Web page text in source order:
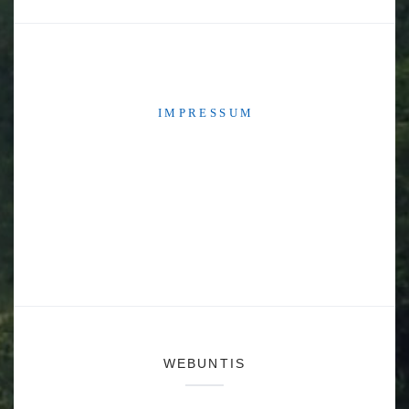
I M P R E S S U M
WEBUNTIS